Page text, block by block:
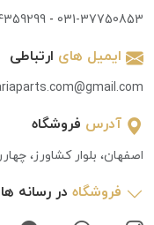
031-37750853
-
ایمیل های ارتباطی
آدرس فروشگاه
اصفهان، بلوار کشاورز،
فروشگاه در رسانه ها